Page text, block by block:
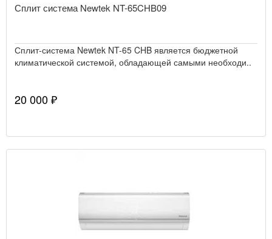
Сплит система Newtek NT-65CHB09
Сплит-система Newtek NT-65 CHB является бюджетной
климатической системой, обладающей самыми необходи..
20 000 ₽